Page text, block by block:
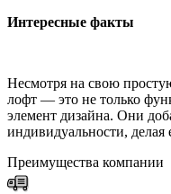
Интересные факты
Несмотря на свою
лофт — это не только
элемент дизайна. Они
индивидуальности,
Преимущества компании